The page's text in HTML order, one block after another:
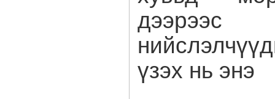
дээрээс
үзэх нь энэ